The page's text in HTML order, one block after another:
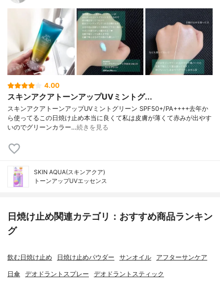
4.00
スキンアクアトーンアップUVミントグ...
スキンアクアトーンアップUVミントグリーン SPF50+/PA++++去年か
ら使ってるこの日焼け止め本当に良くて私は皮膚が薄くて赤みが出やす
いのでグリーンカラー…続きを見る
SKIN AQUA(スキンアクア)
トーンアップUVエッセンス
日焼け止め関連カテゴリ：おすすめ商品ランキン
グ
飲む日焼け止め 日焼け止めパウダー サンオイル アフターサンケア
日傘 デオドラントスプレー デオドラントスティック